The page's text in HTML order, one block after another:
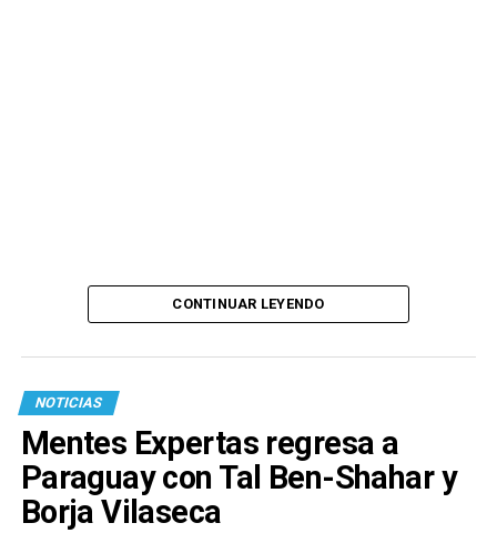
CONTINUAR LEYENDO
NOTICIAS
Mentes Expertas regresa a
Paraguay con Tal Ben-Shahar y
Borja Vilaseca